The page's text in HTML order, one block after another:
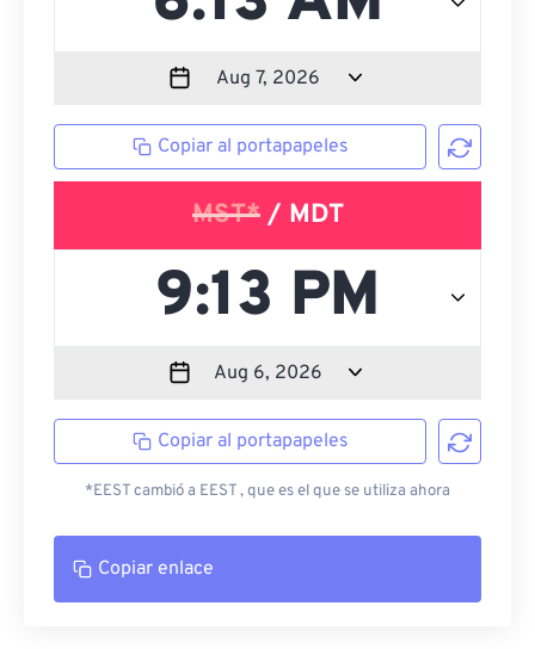
Copiar al portapapeles
MST*/ MDT
Copiar al portapapeles
*EEST cambió a EEST , que es el que se utiliza ahora
Copiar enlace